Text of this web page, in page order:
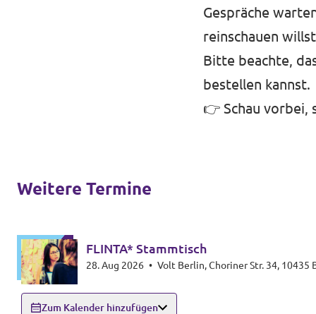
Gespräche
reinschauen
Bitte beachte,
bestellen kannst.
👉 Schau vorbei,
Weitere Termine
FLINTA* Stammtisch
28. Aug 2026 • Volt Berlin, Choriner Str. 34, 10435
Zum Kalender hinzufügen